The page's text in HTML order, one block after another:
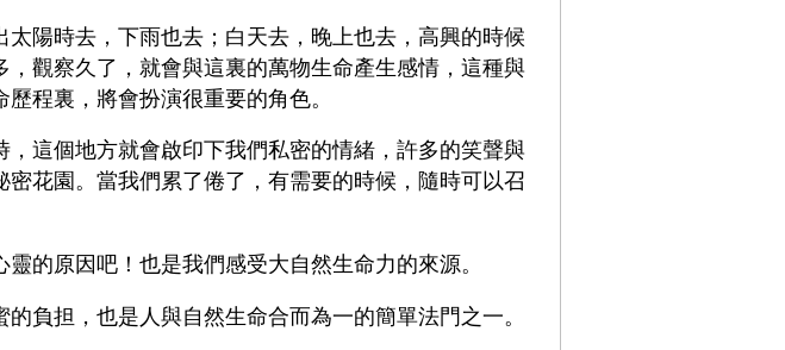
陽時去，下雨也去；白天去，晚上也去，高興的時候
觀察久了，就會與這裏的萬物生命產生感情，這種與
程裏，將會扮演很重要的角色。
這個地方就會啟印下我們私密的情緒，許多的笑聲與
花園。當我們累了倦了，有需要的時候，隨時可以召
的原因吧！也是我們感受大自然生命力的來源。
負担，也是人與自然生命合而為一的簡單法門之一。